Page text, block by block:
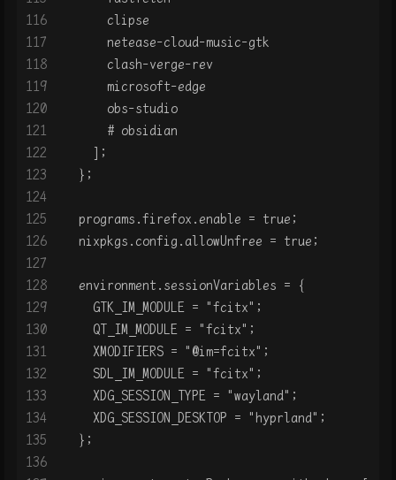
116
117
118
119
120
121
122
123
124
125
126
127
128
129
130
131
132
133
134
135
136
      clipse
      netease-cloud-music-gtk
      clash-verge-rev
      microsoft-edge
      obs-studio
      # obsidian
    ];
  };
  programs.firefox.enable = true;
  nixpkgs.config.allowUnfree = true;
  environment.sessionVariables = {
    GTK_IM_MODULE = "fcitx";
    QT_IM_MODULE = "fcitx";
    XMODIFIERS = "@im=fcitx";
    SDL_IM_MODULE = "fcitx";
    XDG_SESSION_TYPE = "wayland";
    XDG_SESSION_DESKTOP = "hyprland";
  };